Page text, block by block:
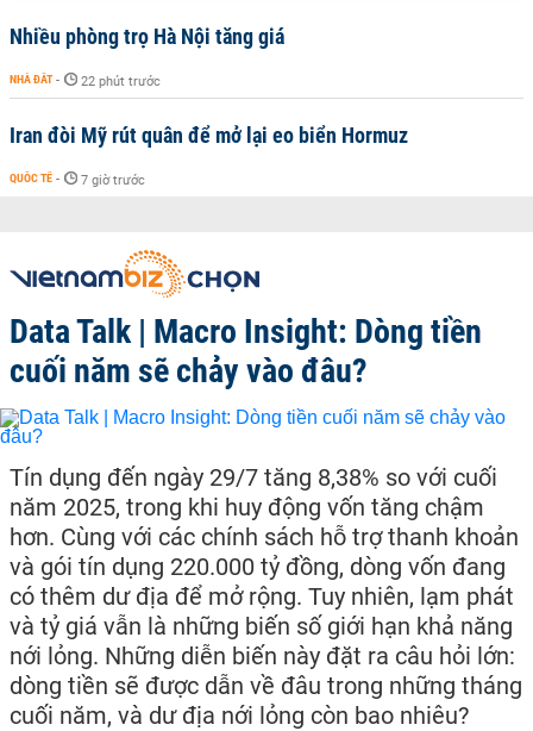
Nhiều phòng trọ Hà Nội tăng giá
NHÀ ĐẤT - 22 phút trước
Iran đòi Mỹ rút quân để mở lại eo biển Hormuz
QUỐC TẾ - 7 giờ trước
Data Talk | Macro Insight: Dòng tiền
cuối năm sẽ chảy vào đâu?
Tín dụng đến ngày 29/7 tăng 8,38% so với cuối
năm 2025, trong khi huy động vốn tăng chậm
hơn. Cùng với các chính sách hỗ trợ thanh khoản
và gói tín dụng 220.000 tỷ đồng, dòng vốn đang
có thêm dư địa để mở rộng. Tuy nhiên, lạm phát
và tỷ giá vẫn là những biến số giới hạn khả năng
nới lỏng. Những diễn biến này đặt ra câu hỏi lớn:
dòng tiền sẽ được dẫn về đâu trong những tháng
cuối năm, và dư địa nới lỏng còn bao nhiêu?